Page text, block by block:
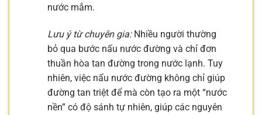
nước mắm.
Lưu ý từ chuyên gia:Nhiều người thường
bỏ qua bước nấu nước đường và chỉ đơn
thuần hòa tan đường trong nước lạnh. Tuy
nhiên, việc nấu nước đường không chỉ giúp
đường tan triệt để mà còn tạo ra một “nước
nền” có độ sánh tự nhiên, giúp các nguyên